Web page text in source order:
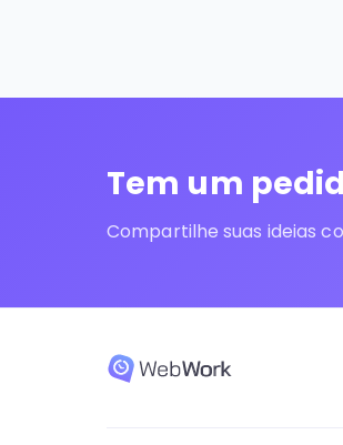
Tem um
Compartilhe suas ideias